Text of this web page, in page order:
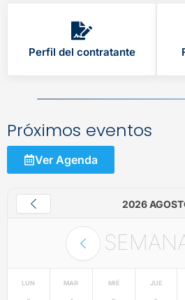
Perfil del contratante
Próximos eventos
Ver Agenda
2026
LUN MAR MIÉ JUE